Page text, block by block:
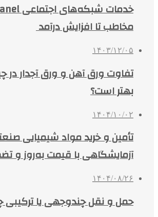
مخاطب تا افزایش درآمد
۱۴۰۳/۱۲/۰۵
تفاوت ورق آهن و ورق آجدار در
بهتر است؟
۱۴۰۴/۱۰/۰۲
تأمین و خرید مواد شیمیایی
آزمایشگاهی با قیمت به‌روز و
۱۴۰۴/۰۸/۲۶
حمل و نقل چندوجهی یا